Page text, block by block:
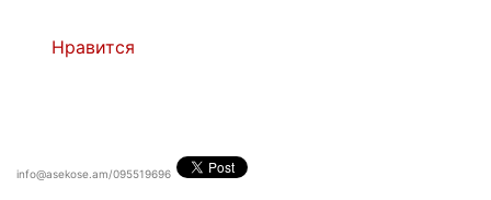
Нравится
info@asekose.am/095519696